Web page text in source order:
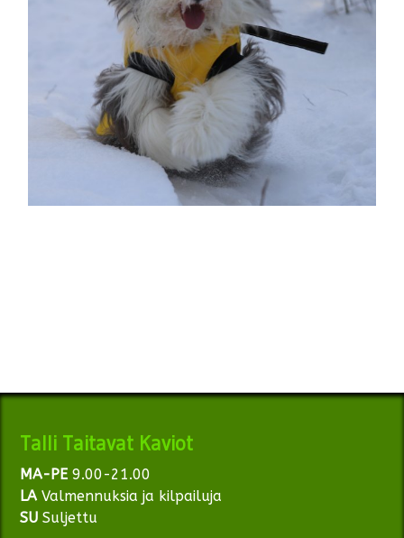
Talli Taitavat Kaviot
MA-PE 9.00-21.00
LAValmennuksia ja kilpailuja
SU Suljettu